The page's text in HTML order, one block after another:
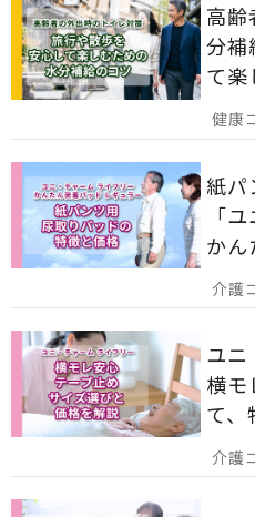
高齢
分補
て楽
ア
す。
紙パ
「
かん
ー
ます
ユニ
横モ
て、
備
りや